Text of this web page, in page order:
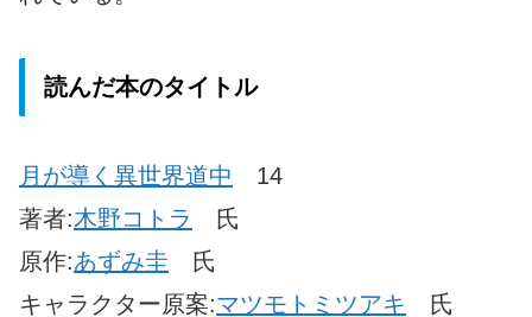
読んだ本のタイトル
月が導く異世界道中 14
著者:木野コトラ
氏
原作:あずみ圭 氏
キャラクター原案:マツモトミツアキ 氏